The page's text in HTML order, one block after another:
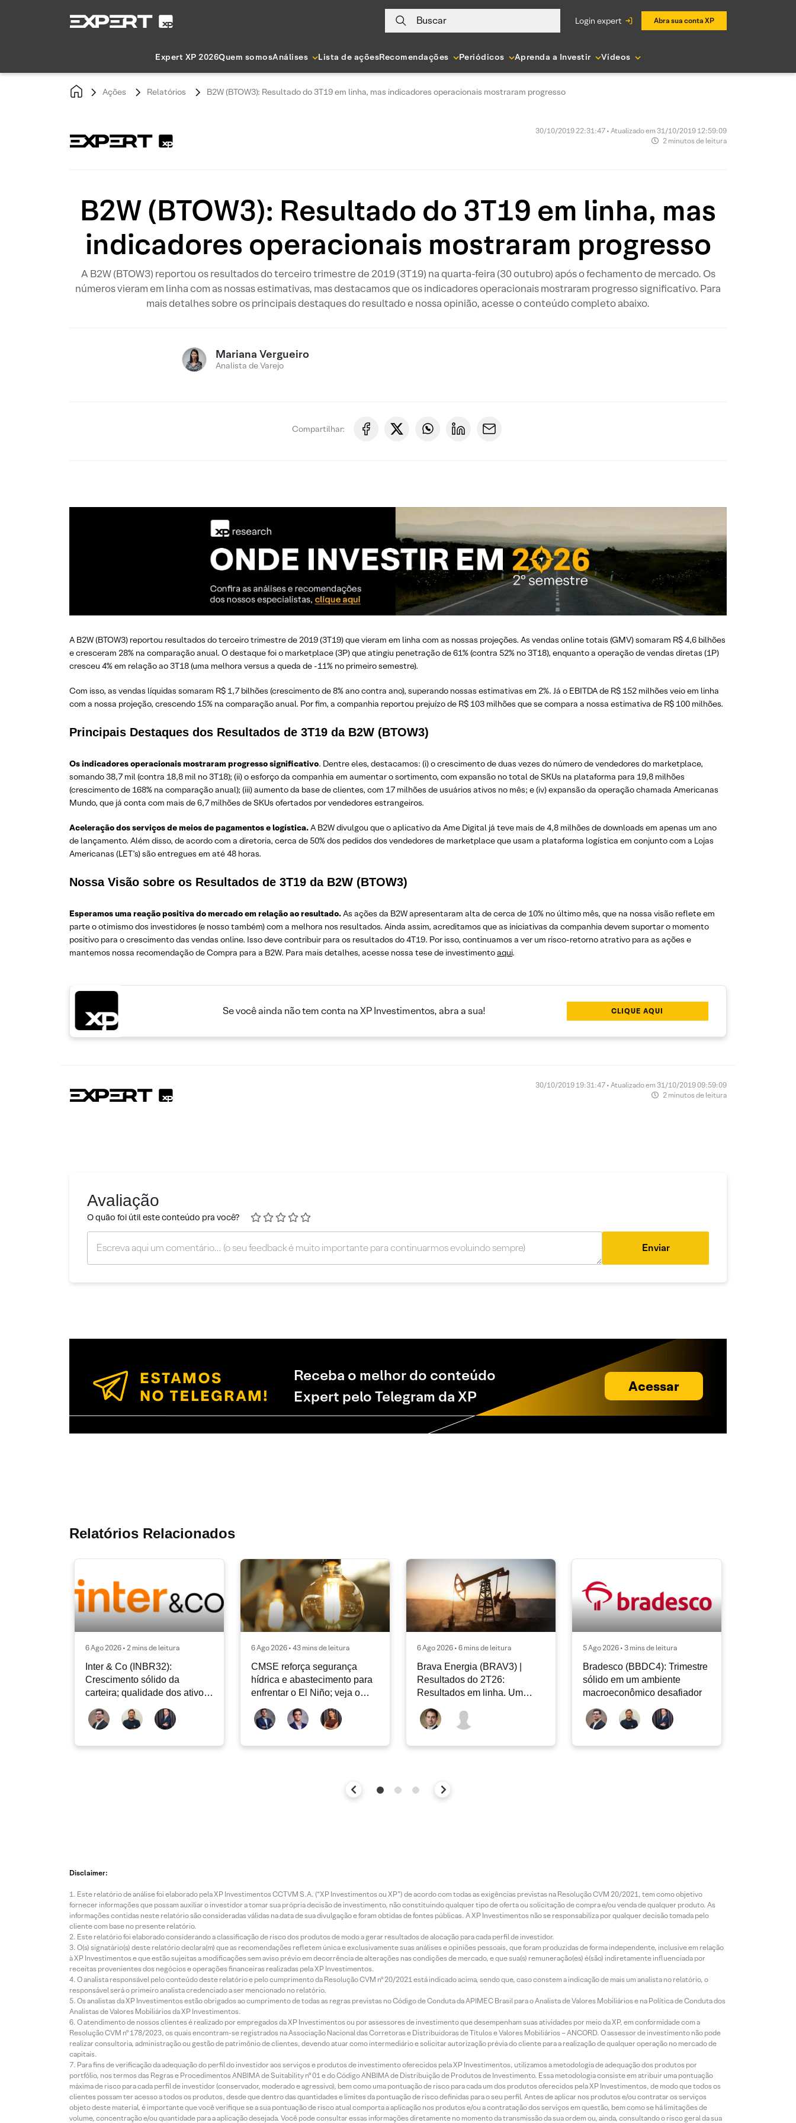
Buscar login expert Abra sua conta XP
Expert XP 2026Quem somosAnálises Lista de açõesRecomendações Periódicos Aprenda a Investir Vídeos
Ações Relatórios B2W (BTOW3): Resultado do 3T19 em linha, mas indicadores operacionais mostraram progresso
30/10/2019 22:31:47 • Atualizado em 31/10/2019 12:59:09
2 minutos de leitura
B2W (BTOW3): Resultado do 3T19 em linha, mas
indicadores operacionais mostraram progresso
A B2W (BTOW3) reportou os resultados do terceiro trimestre de 2019 (3T19) na quarta-feira (30 outubro) após o fechamento de mercado. Os
números vieram em linha com as nossas estimativas, mas destacamos que os indicadores operacionais mostraram progresso significativo. Para
mais detalhes sobre os principais destaques do resultado e nossa opinião, acesse o conteúdo completo abaixo.
Mariana Vergueiro
Analista de Varejo
Compartilhar:
A B2W (BTOW3) reportou resultados do terceiro trimestre de 2019 (3T19) que vieram em linha com as nossas projeções. As vendas online totais (GMV) somaram R$ 4,6 bilhões
e cresceram 28% na comparação anual. O destaque foi o marketplace (3P) que atingiu penetração de 61% (contra 52% no 3T18), enquanto a operação de vendas diretas (1P)
cresceu 4% em relação ao 3T18 (uma melhora versus a queda de -11% no primeiro semestre).
Com isso, as vendas líquidas somaram R$ 1,7 bilhões (crescimento de 8% ano contra ano), superando nossas estimativas em 2%. Já o EBITDA de R$ 152 milhões veio em linha
com a nossa projeção, crescendo 15% na comparação anual. Por fim, a companhia reportou prejuízo de R$ 103 milhões que se compara a nossa estimativa de R$ 100 milhões.
Principais Destaques dos Resultados de 3T19 da B2W (BTOW3)
Os indicadores operacionais mostraram progresso significativo. Dentre eles, destacamos: (i) o crescimento de duas vezes do número de vendedores do marketplace,
somando 38,7 mil (contra 18,8 mil no 3T18); (ii) o esforço da companhia em aumentar o sortimento, com expansão no total de SKUs na plataforma para 19,8 milhões
(crescimento de 168% na comparação anual); (iii) aumento da base de clientes, com 17 milhões de usuários ativos no mês; e (iv) expansão da operação chamada Americanas
Mundo, que já conta com mais de 6,7 milhões de SKUs ofertados por vendedores estrangeiros.
Aceleração dos serviços de meios de pagamentos e logística.A B2W divulgou que o aplicativo da Ame Digital já teve mais de 4,8 milhões de downloads em apenas um ano
de lançamento. Além disso, de acordo com a diretoria, cerca de 50% dos pedidos dos vendedores de marketplace que usam a plataforma logística em conjunto com a Lojas
Americanas (LET’s) são entregues em até 48 horas.
Nossa Visão sobre os Resultados de 3T19 da B2W (BTOW3)
Esperamos uma reação positiva do mercado em relação ao resultado.As ações da B2W apresentaram alta de cerca de 10% no último mês, que na nossa visão reflete em
parte o otimismo dos investidores (e nosso também) com a melhora nos resultados. Ainda assim, acreditamos que as iniciativas da companhia devem suportar o momento
positivo para o crescimento das vendas online. Isso deve contribuir para os resultados do 4T19. Por isso, continuamos a ver um risco-retorno atrativo para as ações e
mantemos nossa recomendação de Compra para a B2W. Para mais detalhes, acesse nossa tese de investimentoaqui.
Se você ainda não tem conta na XP Investimentos, abra a sua! CLIQUE AQUI
30/10/2019 19:31:47 • Atualizado em 31/10/2019 09:59:09
2 minutos de leitura
Avaliação
O quão foi útil este conteúdo pra você?
Enviar
Receba o melhor do conteúdo
Expert pelo Telegram da XP
Acessar
Relatórios Relacionados
6 Ago 2026 • 2 mins de leitura
Inter & Co (INBR32):
Crescimento sólido da
carteira; qualidade dos ativos
continua sendo o principal
debate
6 Ago 2026 • 43 mins de leitura
CMSE reforça segurança
hídrica e abastecimento para
enfrentar o El Niño; veja o
Radar Energia XP | Agosto
6 Ago 2026 • 6 mins de leitura
Brava Energia (BRAV3) |
Resultados do 2T26:
Resultados em linha. Um
novo capítulo à frente
5 Ago 2026 • 3 mins de leitura
Bradesco (BBDC4): Trimestre
sólido em um ambiente
macroeconômico desafiador
Disclaimer:
Este relatório de análise foi elaborado pela XP Investimentos CCTVM S.A. (“XP Investimentos ou XP”) de acordo com todas as exigências previstas na Resolução CVM 20/2021, tem como objetivo
fornecer informações que possam auxiliar o investidor a tomar sua própria decisão de investimento, não constituindo qualquer tipo de oferta ou solicitação de compra e/ou venda de qualquer produto. As
informações contidas neste relatório são consideradas válidas na data de sua divulgação e foram obtidas de fontes públicas. A XP Investimentos não se responsabiliza por qualquer decisão tomada pelo
cliente com base no presente relatório.
Este relatório foi elaborado considerando a classificação de risco dos produtos de modo a gerar resultados de alocação para cada perfil de investidor.
O(s) signatário(s) deste relatório declara(m) que as recomendações refletem única e exclusivamente suas análises e opiniões pessoais, que foram produzidas de forma independente, inclusive em relação
à XP Investimentos e que estão sujeitas a modificações sem aviso prévio em decorrência de alterações nas condições de mercado, e que sua(s) remuneração(es) é(são) indiretamente influenciada por
receitas provenientes dos negócios e operações financeiras realizadas pela XP Investimentos.
O analista responsável pelo conteúdo deste relatório e pelo cumprimento da Resolução CVM nº 20/2021 está indicado acima, sendo que, caso constem a indicação de mais um analista no relatório, o
responsável será o primeiro analista credenciado a ser mencionado no relatório.
Os analistas da XP Investimentos estão obrigados ao cumprimento de todas as regras previstas no Código de Conduta da APIMEC Brasil para o Analista de Valores Mobiliários e na Política de Conduta dos
Analistas de Valores Mobiliários da XP Investimentos.
O atendimento de nossos clientes é realizado por empregados da XP Investimentos ou por assessores de investimento que desempenham suas atividades por meio da XP, em conformidade com a
Resolução CVM nº 178/2023, os quais encontram-se registrados na Associação Nacional das Corretoras e Distribuidoras de Títulos e Valores Mobiliários – ANCORD. O assessor de investimento não pode
realizar consultoria, administração ou gestão de patrimônio de clientes, devendo atuar como intermediário e solicitar autorização prévia do cliente para a realização de qualquer operação no mercado de
capitais.
Para fins de verificação da adequação do perfil do investidor aos serviços e produtos de investimento oferecidos pela XP Investimentos, utilizamos a metodologia de adequação dos produtos por
portfólio, nos termos das Regras e Procedimentos ANBIMA de Suitability nº 01 e do Código ANBIMA de Distribuição de Produtos de Investimento. Essa metodologia consiste em atribuir uma pontuação
máxima de risco para cada perfil de investidor (conservador, moderado e agressivo), bem como uma pontuação de risco para cada um dos produtos oferecidos pela XP Investimentos, de modo que todos os
clientes possam ter acesso a todos os produtos, desde que dentro das quantidades e limites da pontuação de risco definidas para o seu perfil. Antes de aplicar nos produtos e/ou contratar os serviços
objeto deste material, é importante que você verifique se a sua pontuação de risco atual comporta a aplicação nos produtos e/ou a contratação dos serviços em questão, bem como se há limitações de
volume, concentração e/ou quantidade para a aplicação desejada. Você pode consultar essas informações diretamente no momento da transmissão da sua ordem ou, ainda, consultando o risco geral da sua